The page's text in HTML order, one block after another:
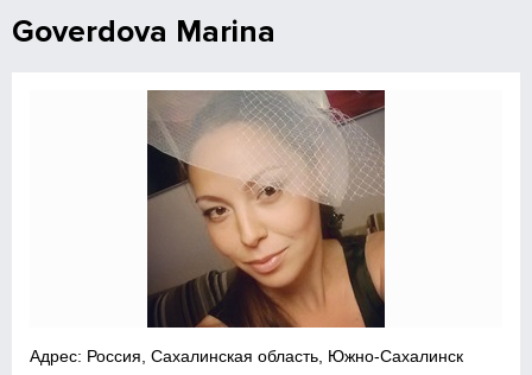
Goverdova Marina
Адрес: Россия, Сахалинская область, Южно-Сахалинск